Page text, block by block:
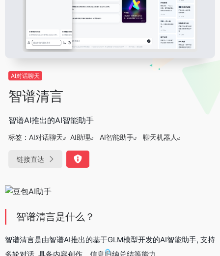
AI对话聊天
智谱清言
智谱AI推出的AI智能助手
标签： AI对话聊天 AI助理 AI智能助手 聊天机器人
链接直达
智谱清言是什么？
智谱清言是由智谱AI推出的基于GLM模型开发的AI智能助手, 支持